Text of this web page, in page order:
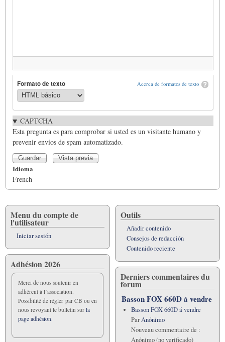
Acerca de formatos de texto
Formato de texto
CAPTCHA
Esta pregunta es para comprobar si usted es un visitante humano y
prevenir envíos de spam automatizado.
Idioma
French
Menu du compte de
l'utilisateur
Iniciar sesión
Adhésion 2026
Merci de nous soutenir en
adhérent à l’association.
Possibilité de régler par CB ou en
nous revoyant le bulletin sur la
page adhésion.
Outils
Añadir contenido
Consejos de redacción
Contenido reciente
Derniers commentaires du
forum
Basson FOX 660D á vendre
Basson FOX 660D á vendre
ParAnónimo
Nouveau commentaire de :
Anónimo (no verificado)